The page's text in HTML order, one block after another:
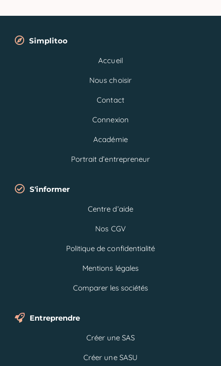
Simplitoo
Accueil
Nous choisir
Contact
Connexion
Académie
Portrait d’entrepreneur
S'informer
Centre d’aide
Nos CGV
Politique de confidentialité
Mentions légales
Comparer les sociétés
Entreprendre
Créer une SAS
Créer une SASU